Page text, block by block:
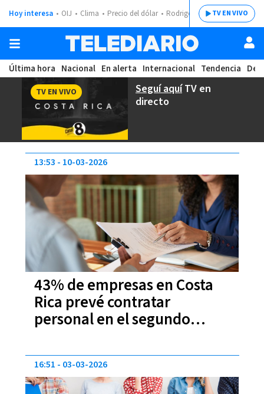
Hoy interesa OIJ Clima Precio del dólar Rodrigo ChavesTV EN VIVO
Última hora Nacional En alerta Internacional Tendencia
Seguí aquíTV en
directo
TV EN VIVO
43% de empresas en Costa
Rica prevé contratar
personal en el segundo
13:53 10-03-2026
16:51 03-03-2026